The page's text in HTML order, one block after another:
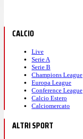
CALCIO
Live
Serie A
Serie B
Champions League
Europa League
Conference League
Calcio Estero
Calciomercato
ALTRI SPORT